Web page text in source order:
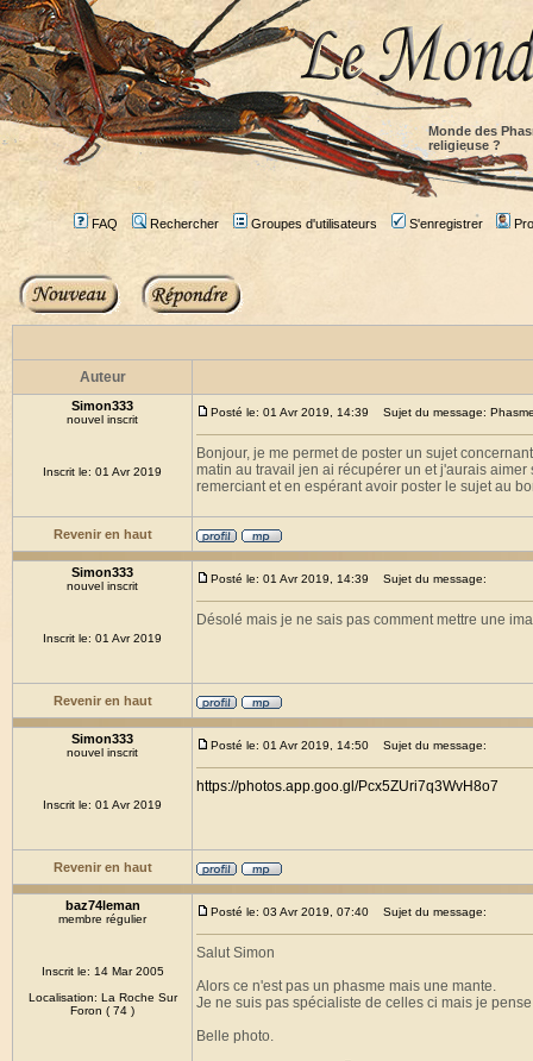
Monde des
religieuse ?
FAQ Rechercher Groupes d'utilisateurs S'enregistrer
Auteur
Simon333
nouvel inscrit
Inscrit le: 01 Avr 2019
Posté le: 01 Avr 2019, 14:39 Sujet du message:
Bonjour, je me permet de poster un sujet
matin au travail jen ai récupérer un et j'aurais
remerciant et en espérant avoir poster le sujet au
Revenir en haut
Simon333
nouvel inscrit
Inscrit le: 01 Avr 2019
Posté le: 01 Avr 2019, 14:39 Sujet du message:
Désolé mais je ne sais pas comment mettre une
Revenir en haut
Simon333
nouvel inscrit
Inscrit le: 01 Avr 2019
Posté le: 01 Avr 2019, 14:50 Sujet du message:
https://photos.app.goo.gl/Pcx5ZUri7q3WvH8o7
Revenir en haut
baz74leman
membre régulier
Inscrit le: 14 Mar 2005
Localisation: La Roche Sur
Foron ( 74 )
Posté le: 03 Avr 2019, 07:40 Sujet du message:
Salut Simon
Alors ce n'est pas un phasme mais une mante.
Je ne suis pas spécialiste de celles ci mais je
Belle photo.